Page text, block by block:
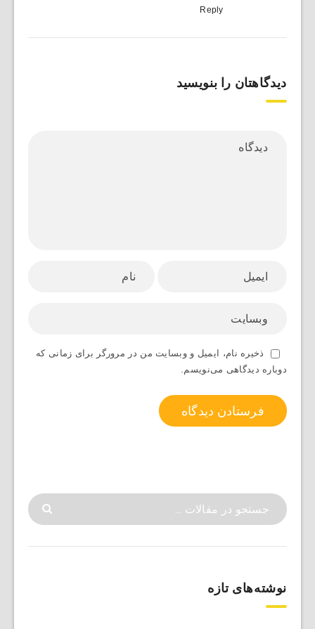
Reply
دیدگاهتان را بنویسید
ذخیره نام، ایمیل و وبسایت من در مرورگر برای زمانی که
دوباره دیدگاهی می‌نویسم.
نوشته‌های تازه